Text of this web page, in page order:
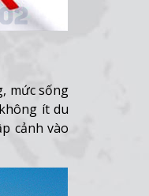
mức sống
ít du
cảnh vào